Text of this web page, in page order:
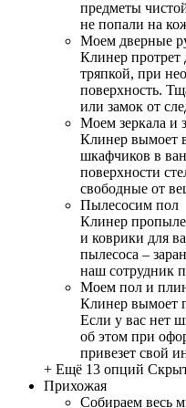
предметы
не попали на
Моем дверные
Клинер протрет
тряпкой, при
поверхность.
или замок от
Моем зеркала и
Клинер вымоет
шкафчиков в
поверхности
свободные от
Пылесосим пол
Клинер
и коврики для
пылесоса –
наш сотрудник
Моем пол и
Клинер вымоет
Если у вас нет
об этом при
привезет свой
+ Ещё 13 опций
Прихожая
Собираем весь